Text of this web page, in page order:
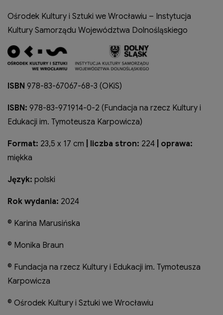
Ośrodek Kultury i Sztuki we Wrocławiu – Instytucja
Kultury Samorządu Województwa Dolnośląskiego
ISBN 978-83-67067-68-3 (OKiS)
ISBN: 978-83-971914-0-2 (Fundacja na rzecz Kultury i
Edukacji im. Tymoteusza Karpowicza)
Format: 23,5 x 17 cm | liczba stron: 224
| oprawa:
miękka
Język: polski
Rok wydania: 2024
© Karina Marusińska
© Monika Braun
© Fundacja na rzecz Kultury i Edukacji im. Tymoteusza
Karpowicza
© Ośrodek Kultury i Sztuki we Wrocławiu